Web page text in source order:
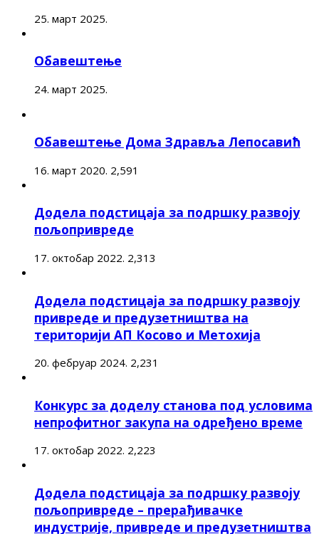
25. март 2025.
Обавештење
24. март 2025.
Обавештење Дома Здравља Лепосавић
16. март 2020. 2,591
Додела подстицаја за подршку развоју
пољопривреде
17. октобар 2022. 2,313
Додела подстицаја за подршку развоју
привреде и предузетништва на
територији АП Косово и Метохија
20. фебруар 2024. 2,231
Конкурс за доделу станова под условима
непрофитног закупа на одређено време
17. октобар 2022. 2,223
Додела подстицаја за подршку развоју
пољопривреде – прерађивачке
индустрије, привреде и предузетништва